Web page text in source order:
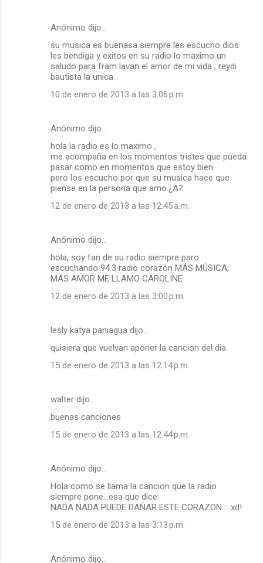
Anónimo dijo…
su musica es buenasa siempre les escucho dios
les bendiga y exitos en su radio lo maximo un
saludo para fram lavan el amor de mi vida ; reydi
bautista la unica
10 de enero de 2013 a las 3:06 p.m.
Anónimo dijo…
hola la radio es lo maximo ,
me acompaña en los momentos tristes que pueda
pasar como en momentos que estoy bien
pero los escucho por que su musica hace que
piense en la persona que amo.¿A?
12 de enero de 2013 a las 12:45 a.m.
Anónimo dijo…
hola, soy fan de su radio siempre paro
escuchando 94.3 radio corazón MÁS MÚSICA,
MÁS AMOR ME LLAMO CAROLINE
12 de enero de 2013 a las 3:00 p.m.
lesly katya paniagua dijo…
quisiera que vuelvan aponer la cancion del dia
15 de enero de 2013 a las 12:14 p.m.
walter dijo…
buenas canciones
15 de enero de 2013 a las 12:44 p.m.
Anónimo dijo…
Hola como se llama la cancion que la radio
siempre pone...esa que dice:
NADA NADA PUEDE DAÑAR ESTE CORAZON.....xd!
15 de enero de 2013 a las 3:13 p.m.
Anónimo dijo…